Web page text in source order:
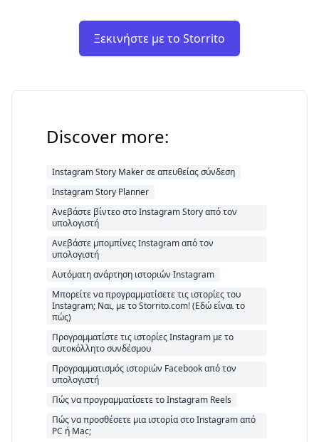
Ξεκινήστε με το Storrito
Discover more:
Instagram Story Maker σε απευθείας σύνδεση
Instagram Story Planner
Ανεβάστε βίντεο στο Instagram Story από τον
υπολογιστή
Ανεβάστε μπομπίνες Instagram από τον
υπολογιστή
Αυτόματη ανάρτηση ιστοριών Instagram
Μπορείτε να προγραμματίσετε τις ιστορίες του
Instagram; Ναι, με το Storrito.com! (Εδώ είναι το
πώς)
Προγραμματίστε τις ιστορίες Instagram με το
αυτοκόλλητο συνδέσμου
Προγραμματισμός ιστοριών Facebook από τον
υπολογιστή
Πώς να προγραμματίσετε το Instagram Reels
Πώς να προσθέσετε μια ιστορία στο Instagram από
PC ή Mac;